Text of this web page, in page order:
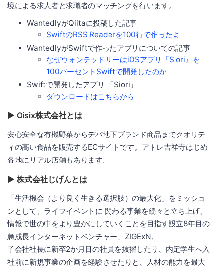
境による求人者と求職者のマッチングを行います。
WantedlyがQiitaに投稿した記事
SwiftのRSS Readerを100行で作ったよ
WantedlyがSwiftで作ったアプリについての記事
なぜウォンテッドリーはiOSアプリ『Siori』を
100パーセントSwiftで開発したのか
Swiftで開発したアプリ 「Siori」
ダウンロードはこちらから
▶ Oisix株式会社とは
安心安全な有機野菜からデパ地下ブランド商品までクオリテ
ィの高い食品を販売するECサイトです。アトレ吉祥寺はじめ
各地にリアル店舗もあります。
▶ 株式会社じげんとは
「生活機会（より良く生きる選択肢）の最大化」をミッショ
ンとして、ライフイベントに 関わる事業を続々と立ち上げ、
情報で世の中をより豊かにしていくことを目指す設立8年目の
急成長インターネットベンチャー、ZIGExN。
子会社社長に新卒2か月目の社員を抜擢したり、内定学生へ入
社前に新規事業の企画を経験させたりと、人材の能力を最大